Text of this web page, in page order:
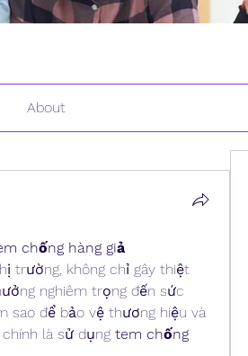
About
chống hàng giả
trường, không chỉ gây thiệt
nghiêm trọng đến sức
sao để bảo vệ thương hiệu và
là sử dụng tem chống